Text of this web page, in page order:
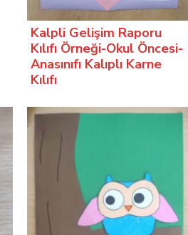
Kalpli Gelişim Raporu
Kılıfı Örneği-Okul Öncesi-
Anasınıfı Kalıplı Karne
Kılıfı